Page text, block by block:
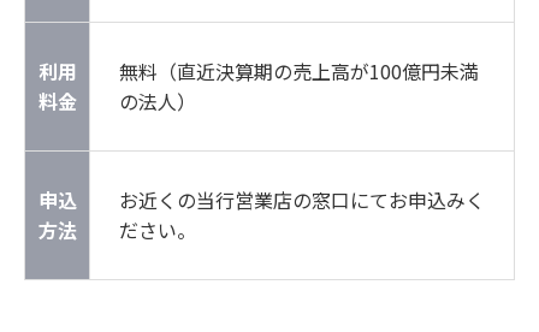
利用
料金
無料（直近決算期の売上高が100億円未満
の法人）
申込
方法
お近くの当行営業店の窓口にてお申込みく
ださい。